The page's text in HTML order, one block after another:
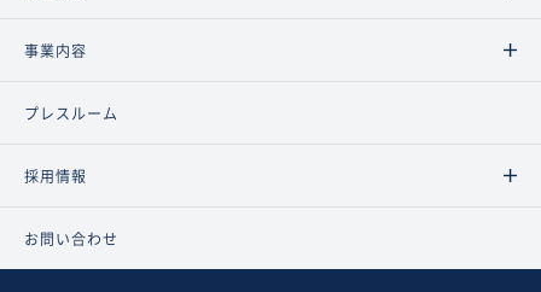
事業内容
プレスルーム
採用情報
お問い合わせ